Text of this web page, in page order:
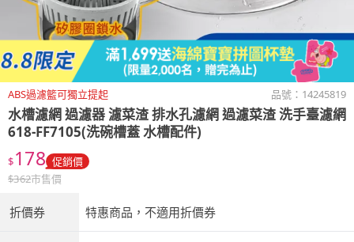
ABS過濾籃可獨立提起 品號： 14245819
水槽濾網 過濾器 濾菜渣 排水孔濾網 過濾菜渣 洗手臺濾網
618-FF7105(洗碗槽蓋 水槽配件)
$178 促銷價
$362市售價
折價券 特惠商品，不適用折價券